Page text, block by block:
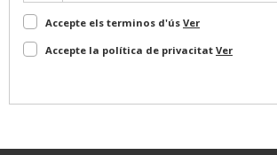
Accepte els terminos d'ús Ver
Accepte la política de privacitat Ver